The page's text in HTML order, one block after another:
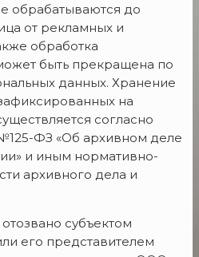
обрабатываются до
от рекламных и
обработка
быть прекращена по
данных. Хранение
на
согласно
ФЗ «Об архивном деле
и иным нормативно-
архивного дела и
субъектом
его представителем